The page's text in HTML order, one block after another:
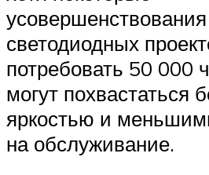
светодиодных
потребовать 50 000
могут похвастаться
яркостью и
на обслуживание.